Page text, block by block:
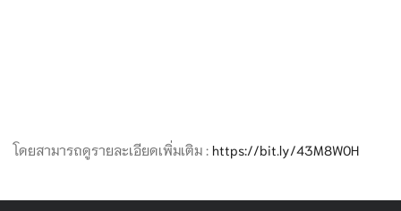
โดยสามารถดูรายละเอียดเพิ่มเติม : https://bit.ly/43M8W0H